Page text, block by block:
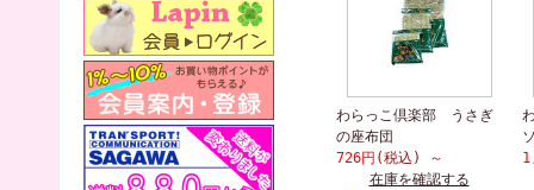
わらっこ倶楽部 うさぎ
の座布団
726円 (税込)
～
在庫を確認する